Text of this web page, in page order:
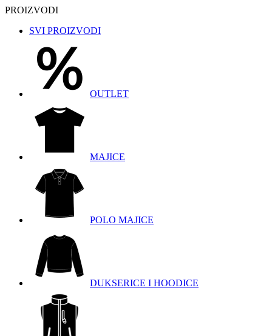
PROIZVODI
SVI PROIZVODI
OUTLET
MAJICE
POLO MAJICE
DUKSERICE I HOODICE